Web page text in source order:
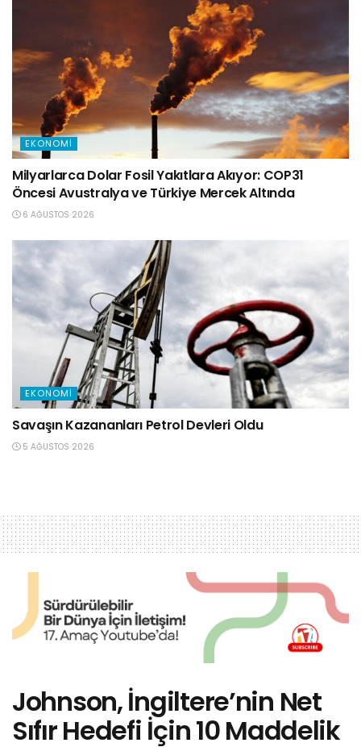
EKONOMI
Milyarlarca Dolar Fosil Yakıtlara Akıyor: COP31
Öncesi Avustralya ve Türkiye Mercek Altında
6 AĞUSTOS 2026
EKONOMI
Savaşın Kazananları Petrol Devleri Oldu
5 AĞUSTOS 2026
Johnson, İngiltere’nin Net
Sıfır Hedefi İçin 10 Maddelik